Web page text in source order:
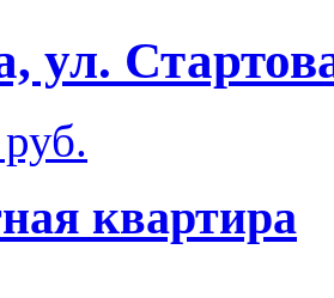
ул.
квартира